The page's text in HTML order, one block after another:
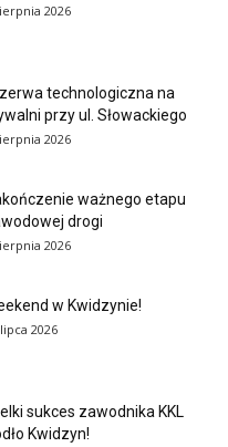
2026
technologiczna na
przy ul. Słowackiego
2026
ważnego etapu
drogi
2026
w Kwidzynie!
2026
sukces zawodnika KKL
Kwidzyn!